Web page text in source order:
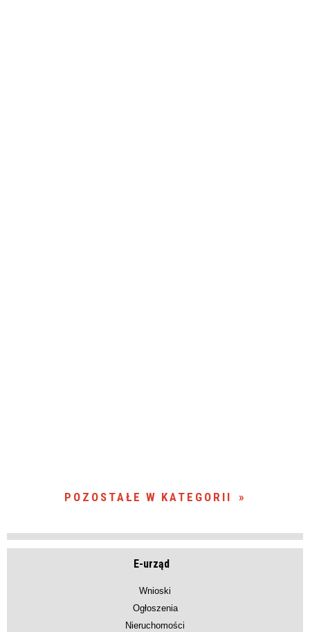
POZOSTAŁE W KATEGORII
E-urząd
Wnioski
Ogłoszenia
Nieruchomości